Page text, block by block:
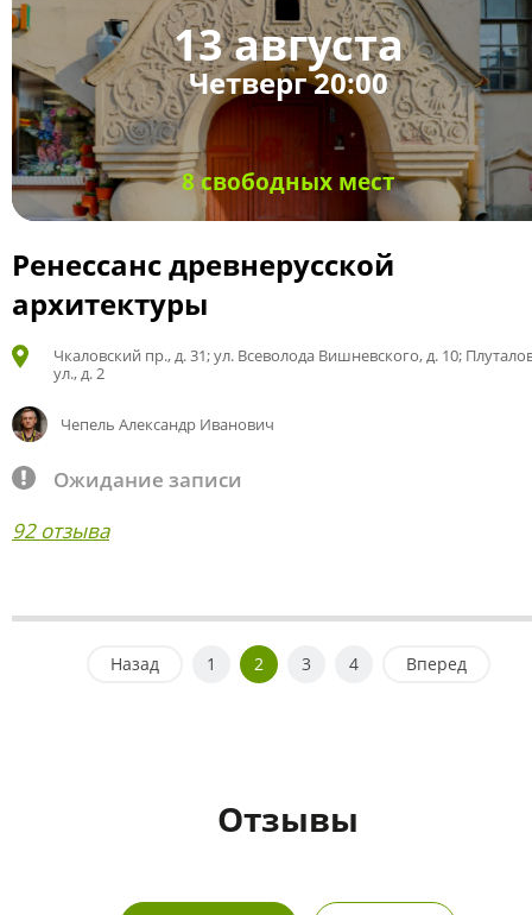
13 августа
Четверг 20:00
8 свободных мест
Ренессанс древнерусской
архитектуры
Чкаловский пр., д. 31; ул. Всеволода Вишневского, д. 10;
ул., д. 2
Чепель Александр Иванович
Ожидание записи
92 отзыва
Назад 1 2 3 4 Вперед
Отзывы